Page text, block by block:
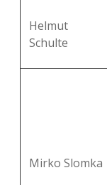
Helmut
Schulte
Mirko Slomka